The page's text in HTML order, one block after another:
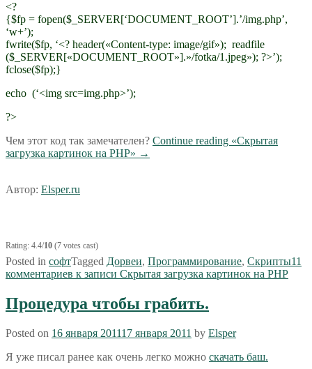
<?
{$fp = fopen($_SERVER[‘DOCUMENT_ROOT’].’/img.php’,
‘w+’);
fwrite($fp, ‘<? header(«Content-type: image/gif»); readfile
($_SERVER[«DOCUMENT_ROOT»].»/fotka/1.jpeg»); ?>’);
fclose($fp);}
echo (‘<img src=img.php>’);
?>
Чем этот код так замечателен? Continue reading «Скрытая
загрузка картинок на PHP» →
Автор: Elsper.ru
Rating: 4.4/10 (7 votes cast)
Posted in софтTagged Дорвеи, Программирование, Скрипты11
комментариев к записи Скрытая загрузка картинок на PHP
Процедура чтобы грабить.
Posted on 16 января 201117 января 2011 by Elsper
Я уже писал ранее как очень легко можно скачать баш.